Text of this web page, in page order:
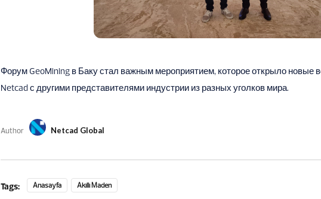
Форум GeoMining в Баку стал важным мероприятием, которое открыло новые
Netcad с другими представителями индустрии из разных уголков мира.
Author Netcad Global
Tags: Anasayfa Akıllı Maden